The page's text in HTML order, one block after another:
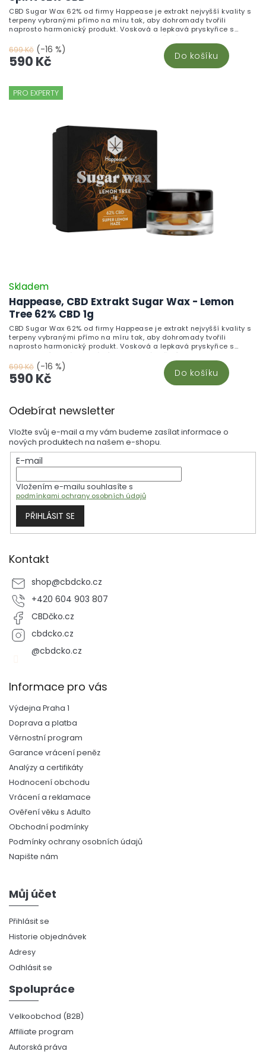
699 Kč (-16 %)
590 Kč Do košíku
CBD Sugar Wax 62% od firmy Happease je extrakt nejvyšší kvality s
terpeny vybranými přímo na míru tak, aby dohromady tvořili
naprosto harmonický produkt. Vosková a lepkavá pryskyřice s
konzistencí, která je ideální pro pomalé hoření. Jungle Spirit Jungle
Spirit je nejlepším parťákem, pro realizaci vašich nápadů. Tato
unikátní směs je inspirována voňavou odrůdou Banana Kush,
výjimečným hybridem Skunk Haze a Ghost OG s tropickou vůní, a
PRO EXPERTY
Happease, CBD Extrakt Sugar Wax - Lemon
Tree 62% CBD 1g
Skladem
699 Kč (-16 %)
590 Kč Do košíku
CBD Sugar Wax 62% od firmy Happease je extrakt nejvyšší kvality s
terpeny vybranými přímo na míru tak, aby dohromady tvořili
naprosto harmonický produkt. Vosková a lepkavá pryskyřice s
konzistencí, která je ideální pro pomalé hoření. Lemon Tree Objevte
osvěžující závan se směsí Lemon Tree. Super Lemon Haze sativa-
dominantní hybrid, vytvořený křížením Lemon Skunk a Super Silver
Haze, nabízí pronikavé citronové tóny. Karyofylen, hlavní terpen této
zejména s CB2 receptorem.
Odebírat newsletter
Vložte svůj e-mail a my vám budeme zasílat informace o
nových produktech na našem e-shopu.
E-mail
Vložením e-mailu souhlasíte s
podmínkami ochrany osobních údajů
PŘIHLÁSIT SE
Kontakt
shop@cbdcko.cz
+420 604 903 807
CBDčko.cz
cbdcko.cz
@cbdcko.cz
Informace pro vás
Výdejna Praha 1
Doprava a platba
Věrnostní program
Garance vrácení peněz
Analýzy a certifikáty
Hodnocení obchodu
Vrácení a reklamace
Ověření věku s Adulto
Obchodní podmínky
Podmínky ochrany osobních údajů
Napište nám
Můj účet
Přihlásit se
Historie objednávek
Adresy
Odhlásit se
Spolupráce
Velkoobchod (B2B)
Affiliate program
Autorská práva